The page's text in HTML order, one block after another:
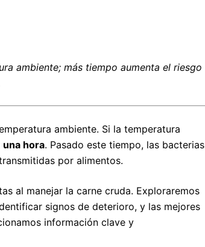
ambiente; más tiempo aumenta el riesgo
ambiente. Si la temperatura
una hora. Pasado este tiempo, las bacterias
por alimentos.
al manejar la carne cruda. Exploraremos
signos de deterioro, y las mejores
información clave y